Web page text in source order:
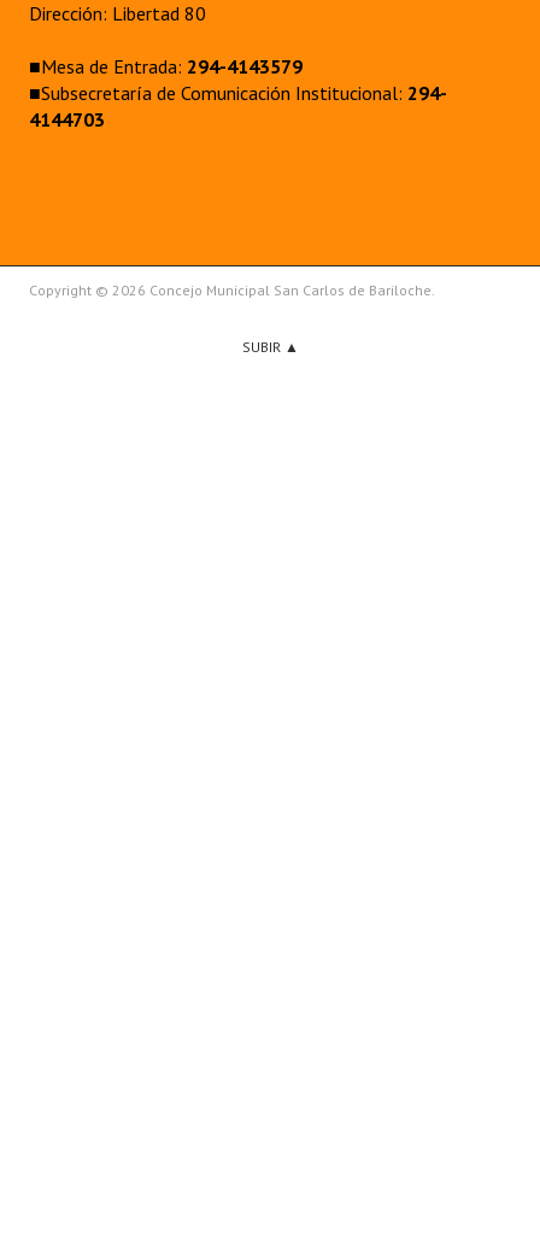
Dirección: Libertad 80
■Mesa de Entrada: 294-4143579
■Subsecretaría de Comunicación Institucional: 294-
4144703
Copyright © 2026 Concejo Municipal San Carlos de Bariloche.
SUBIR ▲